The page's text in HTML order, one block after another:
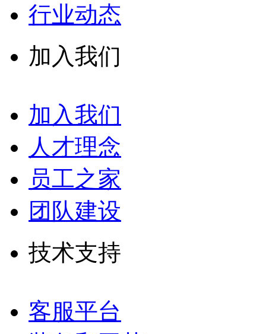
行业动态
加入我们
加入我们
人才理念
员工之家
团队建设
技术支持
客服平台